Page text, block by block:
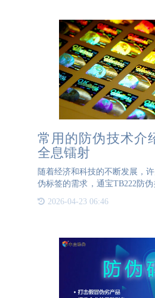
常用的防伪技术
全息镭射
随着经济和科技的不断发展，
伪标签的需求，通宝TB222防伪
技术之一：激光全息镭射。一
2026-04-23 06:46